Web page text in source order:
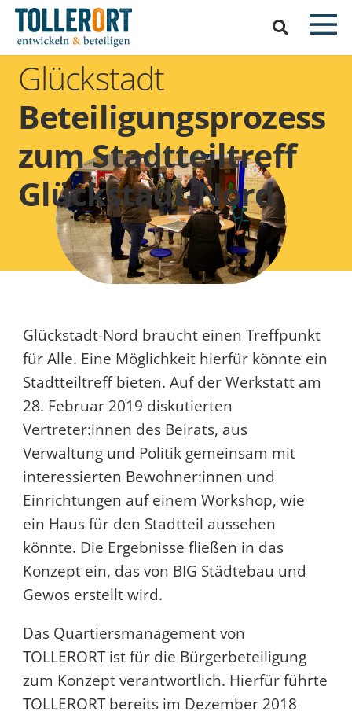
Glückstadt
Beteiligungsprozess
zum Stadtteiltreff
Glückstadt-Nord
Glückstadt-Nord braucht einen Treffpunkt
für Alle. Eine Möglichkeit hierfür könnte ein
Stadtteiltreff bieten. Auf der Werkstatt am
28. Februar 2019 diskutierten
Vertreter:innen des Beirats, aus
Verwaltung und Politik gemeinsam mit
interessierten Bewohner:innen und
Einrichtungen auf einem Workshop, wie
ein Haus für den Stadtteil aussehen
könnte. Die Ergebnisse fließen in das
Konzept ein, das von BIG Städtebau und
Gewos erstellt wird.
Das Quartiersmanagement von
TOLLERORT ist für die Bürgerbeteiligung
zum Konzept verantwortlich. Hierfür führte
TOLLERORT bereits im Dezember 2018